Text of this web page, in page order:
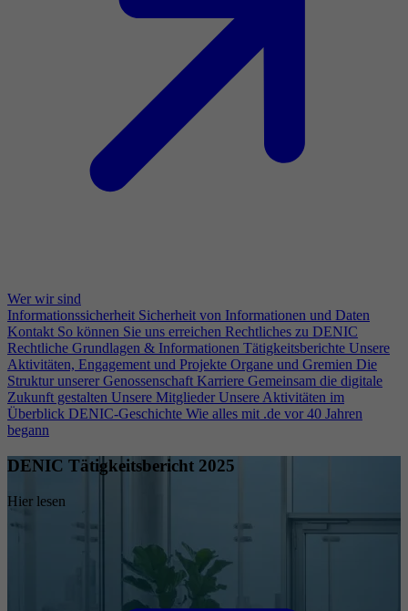
Wer wir sind
Informationssicherheit Sicherheit von Informationen und Daten
Kontakt So können Sie uns erreichen Rechtliches zu DENIC
Rechtliche Grundlagen & Informationen Tätigkeitsberichte Unsere
Aktivitäten, Engagement und Projekte Organe und Gremien Die
Struktur unserer Genossenschaft Karriere Gemeinsam die digitale
Zukunft gestalten Unsere Mitglieder Unsere Aktivitäten im
Überblick DENIC-Geschichte Wie alles mit .de vor 40 Jahren
begann
DENIC Tätigkeitsbericht 2025
Hier lesen